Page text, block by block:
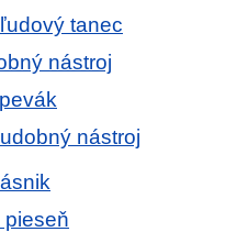
tanec
nástroj
nástroj